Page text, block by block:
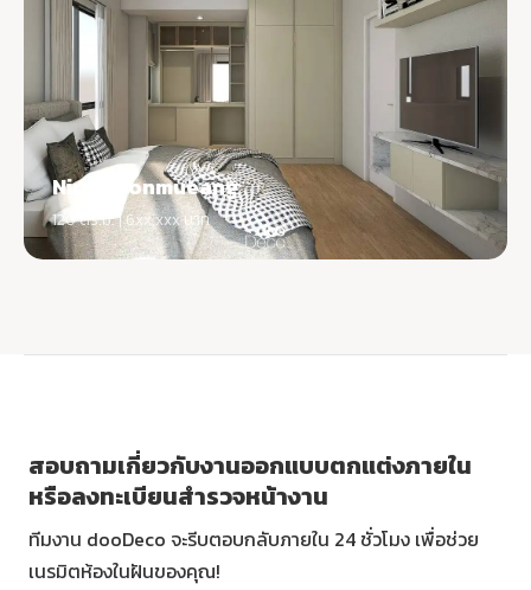
Nirati Donmueang
120 ตร.ม. | 6xx,xxx บาท
สอบถามเกี่ยวกับงานออกแบบตกแต่งภายใน
หรือลงทะเบียนสำรวจหน้างาน
ทีมงาน dooDeco จะรีบตอบกลับภายใน 24 ชั่วโมง เพื่อช่วย
เนรมิตห้องในฝันของคุณ!